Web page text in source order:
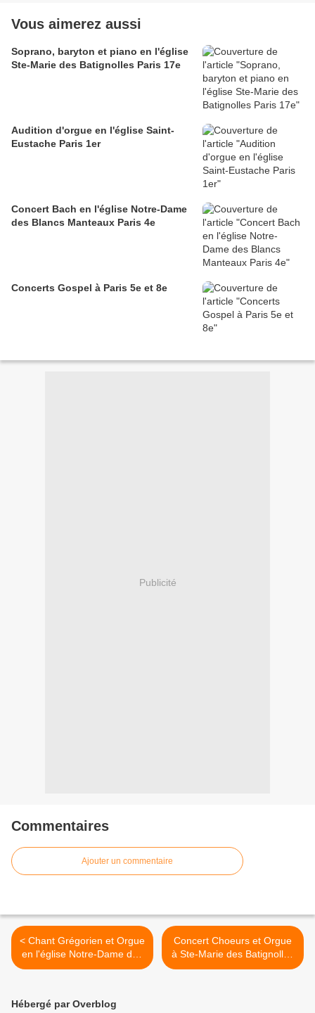
Vous aimerez aussi
Soprano, baryton et piano en l'église
Ste-Marie des Batignolles Paris 17e
Audition d'orgue en l'église Saint-
Eustache Paris 1er
Concert Bach en l'église Notre-Dame
des Blancs Manteaux Paris 4e
Concerts Gospel à Paris 5e et 8e
Publicité
Commentaires
Ajouter un commentaire
< Chant Grégorien et Orgue
en l'église Notre-Dame des
Blancs Manteaux Paris 4e
Concert Choeurs et Orgue
à Ste-Marie des Batignolles
Paris 17e >
Hébergé par Overblog